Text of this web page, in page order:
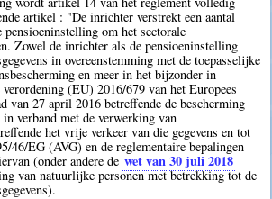
artikel : "De inrichter verstrekt een aantal
pensioeninstelling om het sectorale
Zowel de inrichter als de pensioeninstelling
in overeenstemming met de toepasselijke
en meer in het bijzonder in
verordening (EU) 2016/679 van het Europees
van 27 april 2016 betreffende de bescherming
verband met de verwerking van
het vrije verkeer van die gegevens en tot
46/EG (AVG) en de reglementaire bepalingen
(onder andere de wet van 30 juli 2018
van natuurlijke personen met betrekking tot de